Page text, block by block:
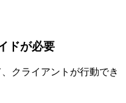
ドが必要
クライアントが行動でき